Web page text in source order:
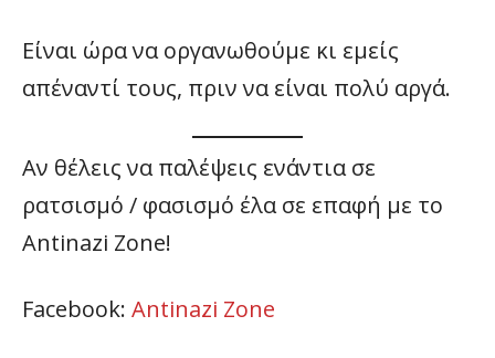
Είναι ώρα να οργανωθούμε κι εμείς
απέναντί τους, πριν να είναι πολύ αργά.
Αν θέλεις να παλέψεις ενάντια σε
ρατσισμό / φασισμό έλα σε επαφή με το
Antinazi Zone!
Facebook: Antinazi Zone